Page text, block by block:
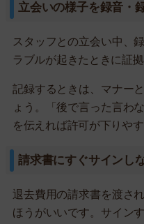
立会いの様子を録音・
スタッフとの立会い中、
ラブルが起きたときに証
記録するときは、マナー
ょう。「後で言った言わ
を伝えれば許可が下りやす
請求書にすぐサインし
退去費用の請求書を渡さ
ほうがいいです。サイン